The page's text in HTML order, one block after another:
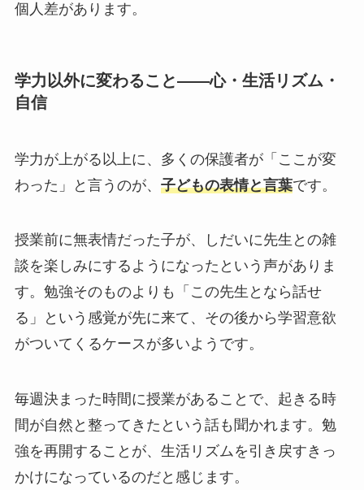
個人差があります。
学力以外に変わること――心・生活リズム・
自信
学力が上がる以上に、多くの保護者が「ここが変
わった」と言うのが、 子どもの表情と言葉です。
授業前に無表情だった子が、しだいに先生との雑
談を楽しみにするようになったという声がありま
す。勉強そのものよりも「この先生となら話せ
る」という感覚が先に来て、その後から学習意欲
がついてくるケースが多いようです。
毎週決まった時間に授業があることで、起きる時
間が自然と整ってきたという話も聞かれます。勉
強を再開することが、生活リズムを引き戻すきっ
かけになっているのだと感じます。